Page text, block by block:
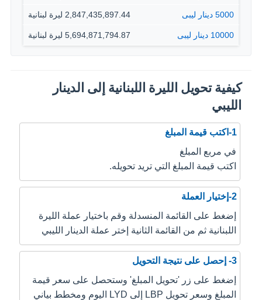
5000 دينار ليبى 2,847,435,897.44 ليرة لبنانية
10000 دينار ليبى 5,694,871,794.87 ليرة لبنانية
كيفية تحويل الليرة اللبنانية إلى الدينار
الليبي
1-اكتب قيمة المبلغ
في مربع المبلغ
اكتب قيمة المبلغ التي تريد تحويله.
2-إختيار العملة
إضغط على القائمة المنسدلة وقم باختيار عملة الليرة
اللبنانية ثم من القائمة الثانية إختر عملة الدينار الليبي
3- إحصل على نتيجة التحويل
إضغط على زر 'تحويل المبلغ' وستحصل على سعر قيمة
المبلغ وسعر تحويل LBP إلى LYD اليوم ومخطط بياني